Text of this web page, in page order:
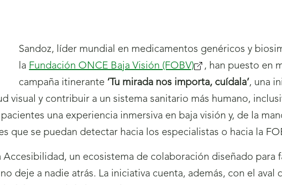
Sandoz, líder mundial en medicamentos genéricos y
la Fundación ONCE Baja Visión (FOBV)(se
abrirá
nueva
ventana)
, han puesto en
campaña itinerante ‘Tu mirada nos importa, cuídala’, una
visual y contribuir a un sistema sanitario más humano,
una experiencia inmersiva en baja visión y, de la
que se puedan detectar hacia los especialistas o hacia la
Accesibilidad, un ecosistema de colaboración diseñado para
deje a nadie atrás. La iniciativa cuenta, además, con el aval